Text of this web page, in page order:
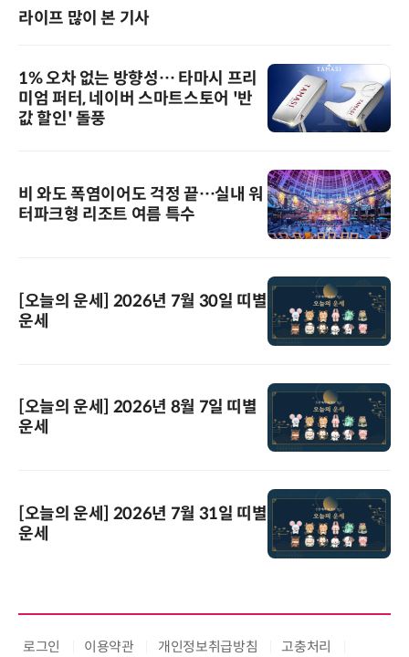
라이프 많이 본 기사
1% 오차 없는 방향성… 타마시 프리
미엄 퍼터, 네이버 스마트스토어 '반
값 할인' 돌풍
비 와도 폭염이어도 걱정 끝…실내 워
터파크형 리조트 여름 특수
[오늘의 운세] 2026년 7월 30일 띠별
운세
[오늘의 운세] 2026년 8월 7일 띠별
운세
[오늘의 운세] 2026년 7월 31일 띠별
운세
로그인 이용약관 개인정보취급방침 고충처리